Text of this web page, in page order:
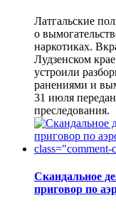
Латгальские
о
наркотиках.
Лудзенском
устроили
ранениями и
31 июля
преследования.
Скандальное
приговор по